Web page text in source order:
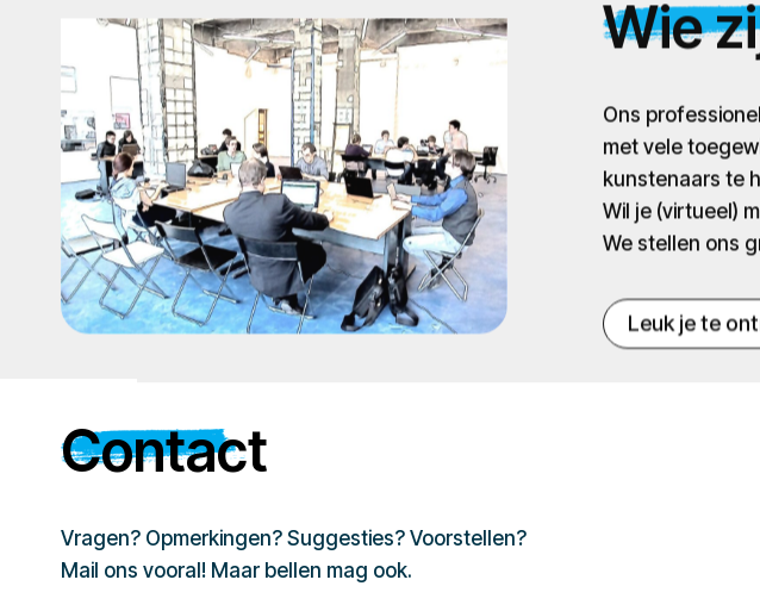
Wie
Ons
met vele
kunstenaars te
Wil je (virtueel)
We stellen ons
Leuk je te
Contact
Vragen? Opmerkingen? Suggesties? Voorstellen?
Mail ons vooral! Maar bellen mag ook.